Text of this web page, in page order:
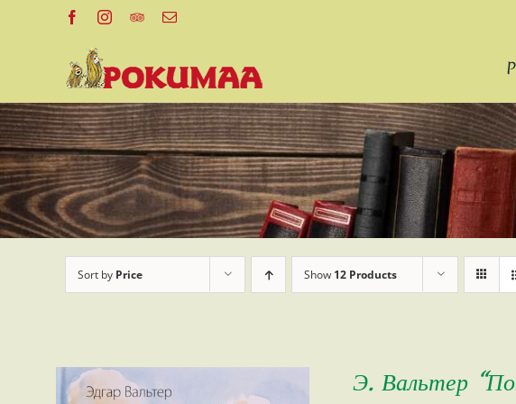
FacebookInstagram
TripadvisorEmail
Sort by Price Show 12 Products
Э. Вальтер